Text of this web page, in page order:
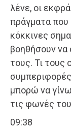
λένε, οι
πράγματα που
κόκκινες
βοηθήσουν να
τους. Τι τους
μπορώ να
τις φωνές
09:38